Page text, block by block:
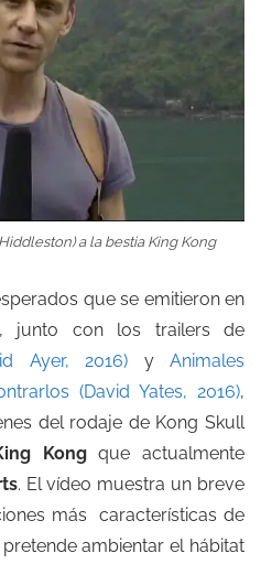
a la bestia King Kong
que se emitieron en
junto con los trailers de
Ayer, 2016) y Animales
(David Yates, 2016),
del rodaje de Kong Skull
Kongque actualmente
. El vídeo muestra un breve
más características de
ambientar el hábitat